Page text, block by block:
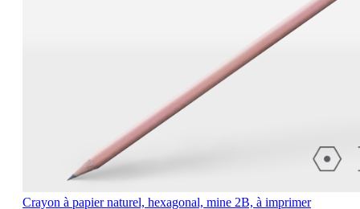
Crayon à papier naturel, hexagonal, mine 2B, à imprimer